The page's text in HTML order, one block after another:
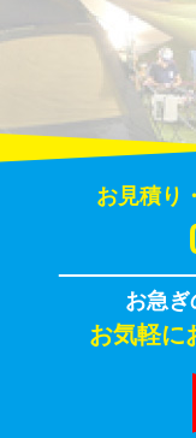
お見積り
お急ぎ
お気軽に